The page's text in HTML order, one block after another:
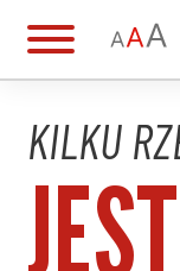
KILKU